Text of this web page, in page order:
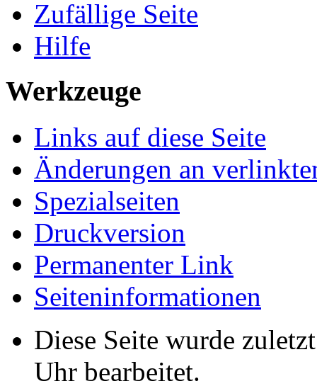
Zufällige Seite
Hilfe
Werkzeuge
Links auf diese Seite
Änderungen an
Spezialseiten
Druckversion
Permanenter Link
Seiten­informationen
Diese Seite wurde
Uhr bearbeitet.